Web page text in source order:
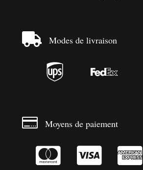
 Modes de livraison
 
 Moyens de paiement
  